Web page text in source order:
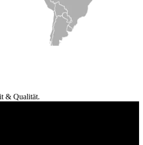
& Qualität.